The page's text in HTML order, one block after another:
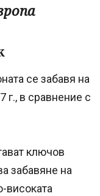
се забавя на
г., в сравнение с
ключов
забавяне на
високата